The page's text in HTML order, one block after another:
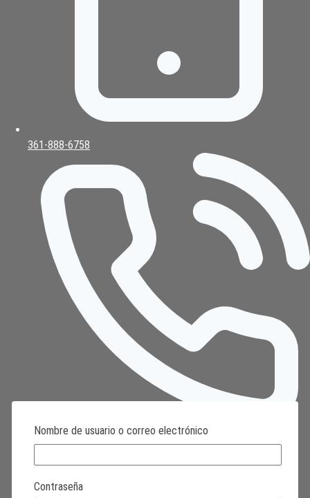
361-888-6758
800-555-6561(llamada gratuita)
Nombre de usuario o correo electrónico
Contraseña